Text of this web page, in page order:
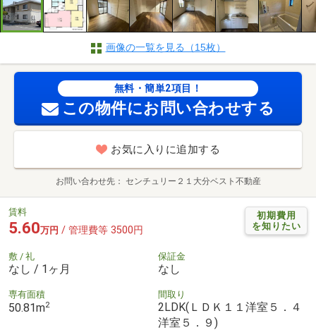
画像の一覧を見る（15枚）
無料・簡単2項目！
この物件にお問い合わせする
お気に入りに追加する
お問い合わせ先 センチュリー２１大分ベスト不動産
初期費用
を知りたい
賃料
5.60万円 / 管理費等 3500円
敷 / 礼
なし / 1ヶ月
保証金
なし
専有面積
50.81m2
間取り
2LDK(ＬＤＫ１１洋室５．４
洋室５．９)